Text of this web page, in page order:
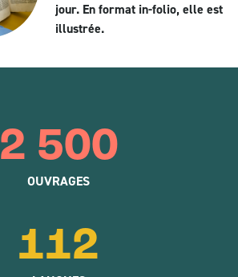
jour. En format in-folio, elle est
illustrée.
2 500
OUVRAGES
112